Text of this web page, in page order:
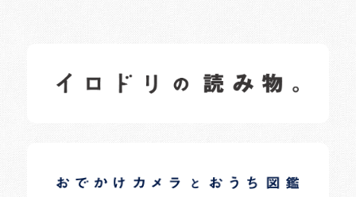
日常の様子など随時更新中です。
日常の様子など随時更新中です。